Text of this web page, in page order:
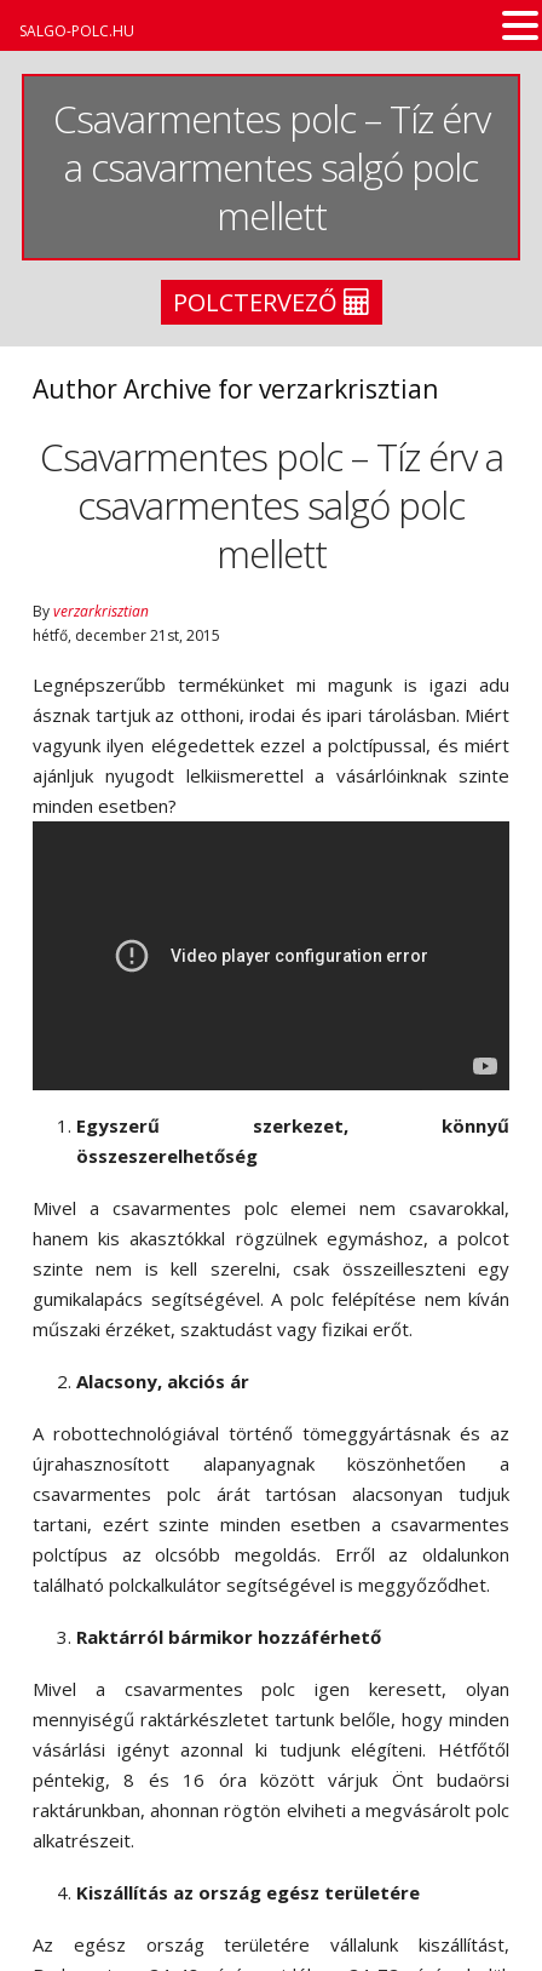
Csavarmentes polc – Tíz érv
a csavarmentes salgó polc
mellett
POLCTERVEZŐ
Author Archive for verzarkrisztian
Csavarmentes polc – Tíz érv a
csavarmentes salgó polc
mellett
Byverzarkrisztian
hétfő, december21 st, 2015
Legnépszerűbb termékünket mi magunk is igazi adu
ásznak tartjuk az otthoni, irodai és ipari tárolásban. Miért
vagyunk ilyen elégedettek ezzel a polctípussal, és miért
ajánljuk nyugodt lelkiismerettel a vásárlóinknak szinte
minden esetben?
Egyszerű szerkezet, könnyű
összeszerelhetőség
Mivel a csavarmentes polc elemei nem csavarokkal,
hanem kis akasztókkal rögzülnek egymáshoz, a polcot
szinte nem is kell szerelni, csak összeilleszteni egy
gumikalapács segítségével. A polc felépítése nem kíván
műszaki érzéket, szaktudást vagy fizikai erőt.
Alacsony, akciós ár
A robottechnológiával történő tömeggyártásnak és az
újrahasznosított alapanyagnak köszönhetően a
csavarmentes polc árát tartósan alacsonyan tudjuk
tartani, ezért szinte minden esetben a csavarmentes
polctípus az olcsóbb megoldás. Erről az oldalunkon
található polckalkulátor segítségével is meggyőződhet.
Raktárról bármikor hozzáférhető
Mivel a csavarmentes polc igen keresett, olyan
mennyiségű raktárkészletet tartunk belőle, hogy minden
vásárlási igényt azonnal ki tudjunk elégíteni. Hétfőtől
péntekig, 8 és 16 óra között várjuk Önt budaörsi
raktárunkban, ahonnan rögtön elviheti a megvásárolt polc
alkatrészeit.
Kiszállítás az ország egész területére
Az egész ország területére vállalunk kiszállítást,
SALGO-POLC.HU